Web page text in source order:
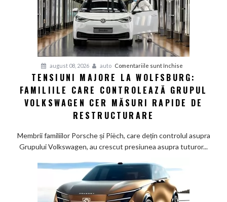
arată
un
studiu
recent
august 08, 2026 auto Comentariile sunt închise
Tensiuni
majore
la
TENSIUNI MAJORE LA WOLFSBURG:
FAMILIILE CARE CONTROLEAZĂ GRUPUL
VOLKSWAGEN CER MĂSURI RAPIDE DE
RESTRUCTURARE
Membrii familiilor Porsche și Piëch, care dețin controlul asupra
Grupului Volkswagen, au crescut presiunea asupra tuturor...